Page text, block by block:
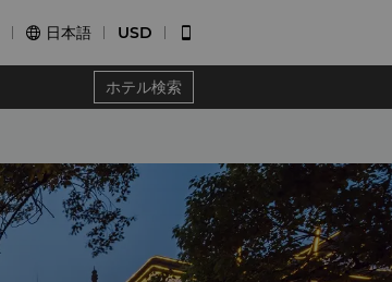
 日本語 USD 
ホテル検索